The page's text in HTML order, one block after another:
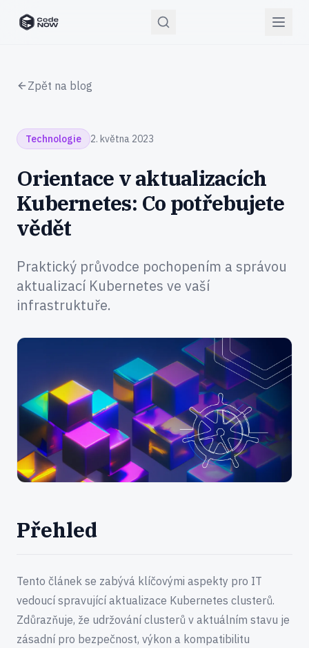
CodeNOW Home
Zpět na blog
Technologie 2. května 2023
Orientace v aktualizacích
Kubernetes: Co potřebujete
vědět
Praktický průvodce pochopením a správou
aktualizací Kubernetes ve vaší
infrastruktuře.
Přehled
Tento článek se zabývá klíčovými aspekty pro IT
vedoucí spravující aktualizace Kubernetes clusterů.
Zdůrazňuje, že udržování clusterů v aktuálním stavu je
zásadní pro bezpečnost, výkon a kompatibilitu